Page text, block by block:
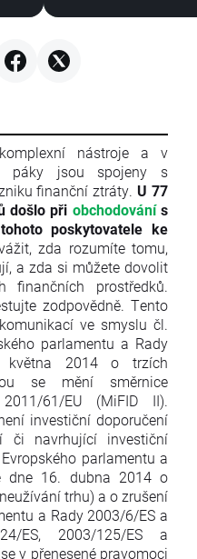
nástroje a v
páky jsou spojeny s
finanční ztráty. U 77
došlo při obchodovánís
poskytovatele ke
zda rozumíte tomu,
a zda si můžete dovolit
finančních prostředků.
zodpovědně. Tento
ve smyslu čl.
parlamentu a Rady
května 2014 o trzích
se mění směrnice
61/EU (MiFID II).
investiční doporučení
či navrhující investiční
parlamentu a
dne 16. dubna 2014 o
trhu) a o zrušení
a Rady 2003/6/ES a
ES, 2003/125/ES a
v přenesené pravomoci